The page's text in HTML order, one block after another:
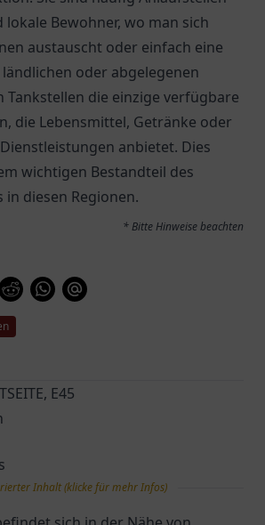
lokale Bewohner, wo man sich
austauscht oder einfach eine
oder abgelegenen
Tankstellen die einzige verfügbare
die Lebensmittel, Getränke oder
anbietet. Dies
wichtigen Bestandteil des
in diesen Regionen.
* Bitte Hinweise beachten
E45
Inhalt (klicke für mehr Infos)